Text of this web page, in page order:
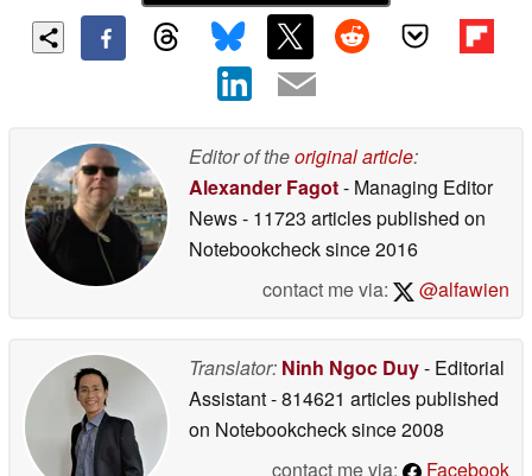
Editor of theoriginal article:
Alexander Fagot- Managing Editor
News- 11723 articles published on
Notebookchecksince 2016
contact me via:
@alfawien
Translator: Ninh Ngoc Duy- Editorial
Assistant- 814621 articles published
on Notebookchecksince 2008
contact me via:
Facebook